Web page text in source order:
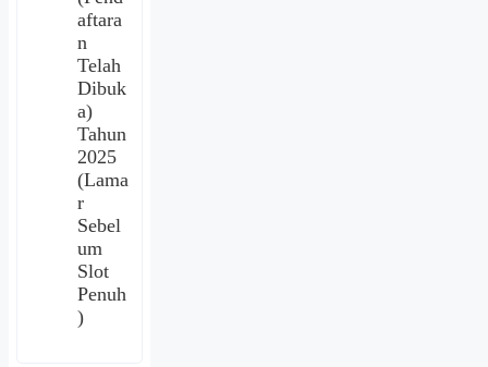
aftara
n
Telah
Dibuk
a)
Tahun
2025
(Lama
r
Sebel
um
Slot
Penuh
)